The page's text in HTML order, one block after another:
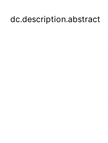
dc.description.abstract